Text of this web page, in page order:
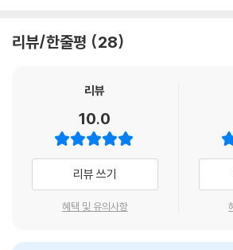
좋은 유희의 세계로 이끈다.
‘나’와 ‘너’의 경계를 넘어 발견한 세상
그동안 안녕달 작가는 홀로 사는 할머니, 버림받
등 외롭고 소외된 존재들을 다정하게 그려 왔다. 최
중한 존재와 이별하며 성장하는 내면을 섬세하게
숭아와 애벌레』에서 다른 존재의 삶에 스스럼없
기와 호기심을 매력적인 변신 서사로 풀어낸다.
속에서 미끄럼틀을 만들며 놀 때, 애벌레가 풀
리뷰/한줄평 28
리뷰
10.0
리뷰 쓰기
혜택 및 유의사항